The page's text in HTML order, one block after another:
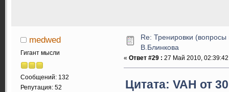
medwed
Гигант мысли
Сообщений: 132
Репутация: 52
Re: Тренировки (вопросы
В.Блинкова
« Ответ #29 : 27 Май 2010,
Цитата: VAH от